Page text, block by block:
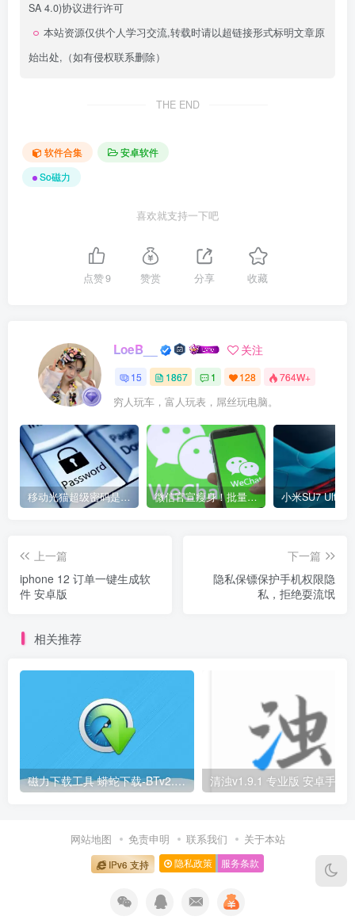
SA 4.0)协议进行许可
本站资源仅供个人学习交流,转载时请以超链接形式标明文章原
始出处,（如有侵权联系删除）
THE END
软件合集
安卓软件
So磁力
喜欢就支持一下吧
点赞9 赞赏 分享 收藏
LoeB__ 关注
15 1867 1 128 764W+
穷人玩车，富人玩表，屌丝玩电脑。
移动光猫超级密码是多少？移动光猫超级管理员后台账号与密码 微信官宣瘦身！批量清理原图新功能来了 安卓、iOS均可使用
上一篇
iphone 12 订单一键生成软
件 安卓版
下一篇
隐私保镖保护手机权限隐
私，拒绝耍流氓
相关推荐
磁力下载工具 蟒蛇下载-BTv2.8V2支持下载各种资源
网站地图 免责申明 联系我们 关于本站
IPv6 支持 隐私政策 服务条款